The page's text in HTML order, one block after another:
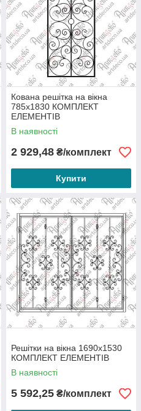
Кована решітка на вікна
785х1830 КОМПЛЕКТ
ЕЛЕМЕНТІВ
В наявності
2 929,48 ₴/комплект
Купити
Решітки на вікна 1690х1530
КОМПЛЕКТ ЕЛЕМЕНТІВ
В наявності
5 592,25 ₴/комплект